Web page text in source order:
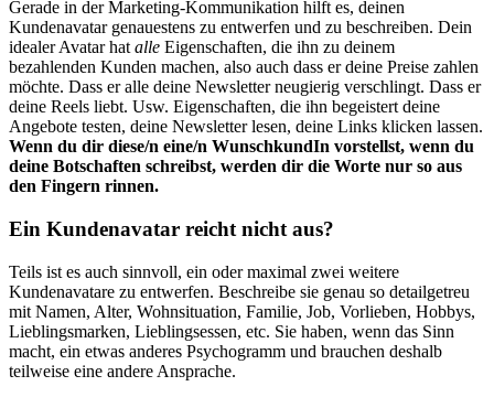
Gerade in der Marketing-Kommunikation hilft es, deinen
Kundenavatar genauestens zu entwerfen und zu beschreiben. Dein
idealer Avatar hat alle Eigenschaften, die ihn zu deinem
bezahlenden Kunden machen, also auch dass er deine Preise zahlen
möchte. Dass er alle deine Newsletter neugierig verschlingt. Dass er
deine Reels liebt. Usw. Eigenschaften, die ihn begeistert deine
Angebote testen, deine Newsletter lesen, deine Links klicken lassen.
Wenn du dir diese/n eine/n WunschkundIn vorstellst, wenn du
deine Botschaften schreibst, werden dir die Worte nur so aus
den Fingern rinnen.
Ein Kundenavatar reicht nicht aus?
Teils ist es auch sinnvoll, ein oder maximal zwei weitere
Kundenavatare zu entwerfen. Beschreibe sie genau so detailgetreu
mit Namen, Alter, Wohnsituation, Familie, Job, Vorlieben, Hobbys,
Lieblingsmarken, Lieblingsessen, etc. Sie haben, wenn das Sinn
macht, ein etwas anderes Psychogramm und brauchen deshalb
teilweise eine andere Ansprache.